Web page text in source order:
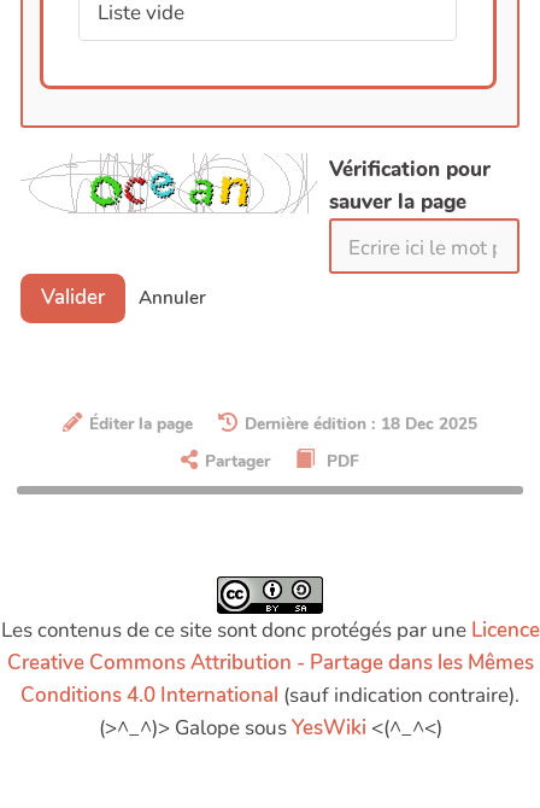
Identifier les outils adaptés aux
Mener une visio-conférence
Où mettre à disposition les comptes-
rendus ?
Prendre des décisions à distance
Se poser les bonnes questions pour
Soutenir la communication au sein
d'un groupe projet
Liste vide
Vérification pour
sauver la page
Valider Annuler
Éditer la page
Dernière édition : 18 Dec 2025
Partager
PDF
Les contenus de ce site sont donc protégés par une Licence
Creative Commons Attribution - Partage dans les Mêmes
Conditions 4.0 International (sauf indication contraire).
(>^_^)> Galope sousYesWiki <(^_^<)